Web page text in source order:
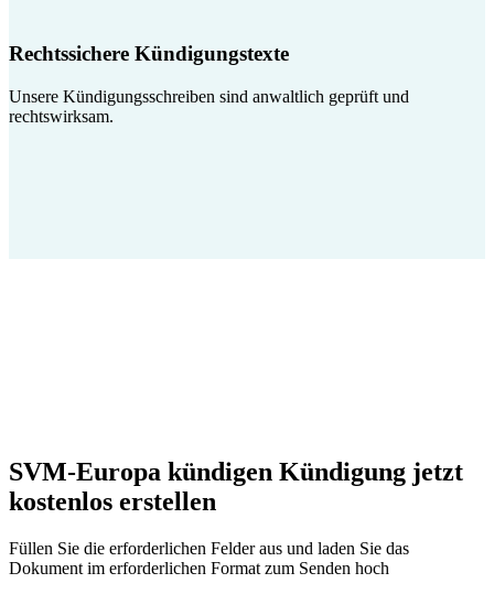
Rechtssichere Kündigungstexte
Unsere Kündigungsschreiben sind anwaltlich geprüft und
rechtswirksam.
SVM-Europa kündigen Kündigung jetzt
kostenlos erstellen
Füllen Sie die erforderlichen Felder aus und laden Sie das
Dokument im erforderlichen Format zum Senden hoch